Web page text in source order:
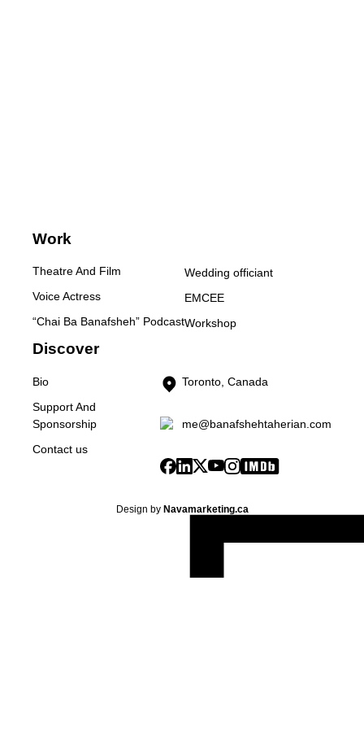
Work
Theatre And Film
Voice Actress
“Chai Ba Banafsheh” Podcast
Wedding officiant
EMCEE
Workshop
Discover
Bio
Support And
Sponsorship
Contact us
Toronto, Canada
me@banafshehtaherian.com
Design by Navamarketing.ca